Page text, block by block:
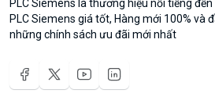
PLC Siemens là thương hiệu nổi tiếng
PLC Siemens giá tốt, Hàng mới 100% và
những chính sách ưu đãi mới nhất